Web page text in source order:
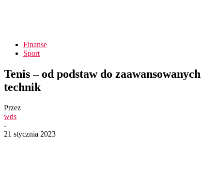
Finanse
Sport
Tenis – od podstaw do zaawansowanych
technik
Przez
wds
-
21 stycznia 2023